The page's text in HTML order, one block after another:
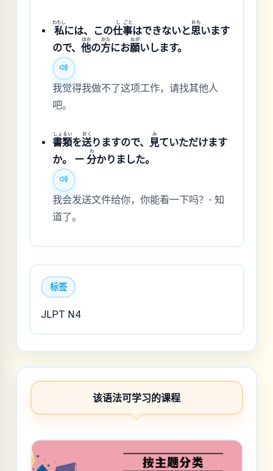
私
わたし
には、この仕
し
事
ごと
はできないと思
おも
います
ので、他
ほか
の方
かた
にお願
ねが
いします。
我觉得我做不了这项工作，请找其他人
吧。
書
しょ
類
るい
を送
おく
りますので、 見
み
ていただけます
か。 ー分
わ
かりました。
我会发送文件给你，你能看一下吗？- 知
道了。
标签
JLPT N4
该语法可学习的课程